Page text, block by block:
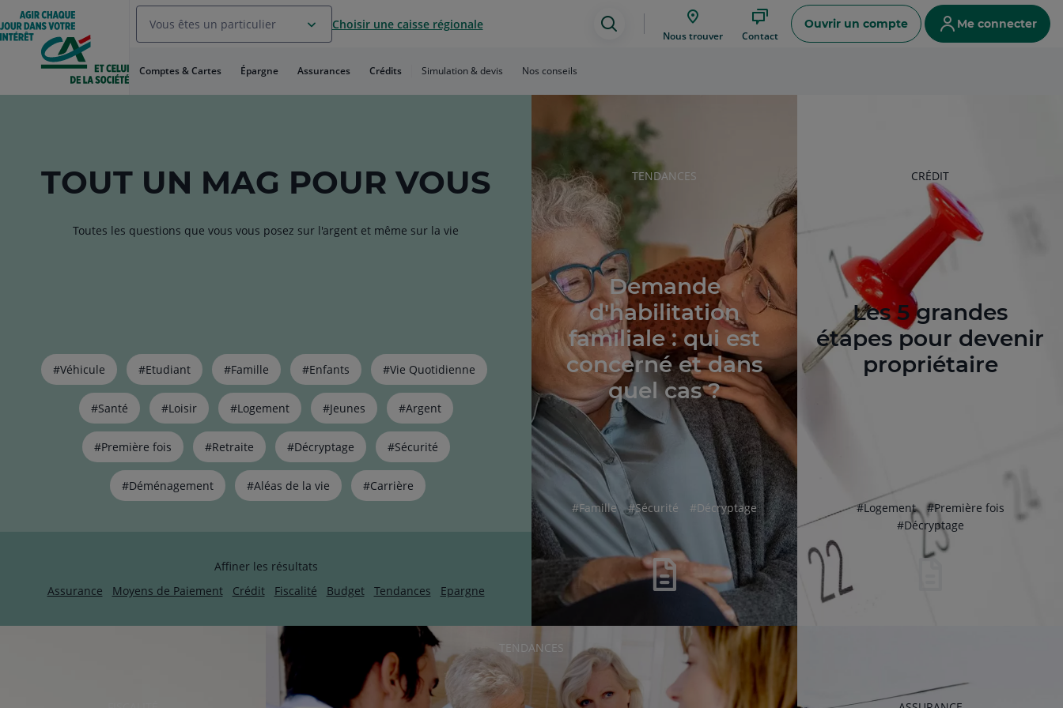
Aller
au
Menu
Aller au
Contenu
Vous êtes un particulier Choisir une caisse régionale
Assistance
recherche
Nous trouver Contact
Ouvrir un compte Me connecter
Comptes & Cartes Épargne Assurances Crédits Simulation & devis Nos conseils
TOUT UN MAG POUR VOUS
Toutes les questions que vous vous posez sur l'argent et même sur la vie
Liste
de
lien
#Véhicule #Etudiant #Famille #Enfants #Vie Quotidienne
#Santé #Loisir #Logement #Jeunes #Argent
#Première fois #Retraite #Décryptage #Sécurité
#Déménagement #Aléas de la vie #Carrière
Affiner les résultats
Assurance
Moyens de Paiement Crédit Fiscalité Budget Tendances Epargne
RUBRIQUE
L'ARTICLE
TENDANCES
Demande
d'habilitation
familiale : qui est
concerné et dans
quel cas ?
hashtag
#Famille hashtag
#Sécurité hashtag
#Décryptage
RUBRIQUE
L'ARTICLE
CRÉDIT
Les 5 grandes
étapes pour devenir
propriétaire
hashtag
#Logement hashtag
#Première fois
hashtag
#Décryptage
RUBRIQUE
DE
L'ARTICLE
TENDANCES